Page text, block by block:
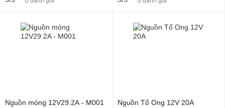
Nguồn mỏng 12V29.2A - M001 Nguồn Tổ Ong 12V 20A